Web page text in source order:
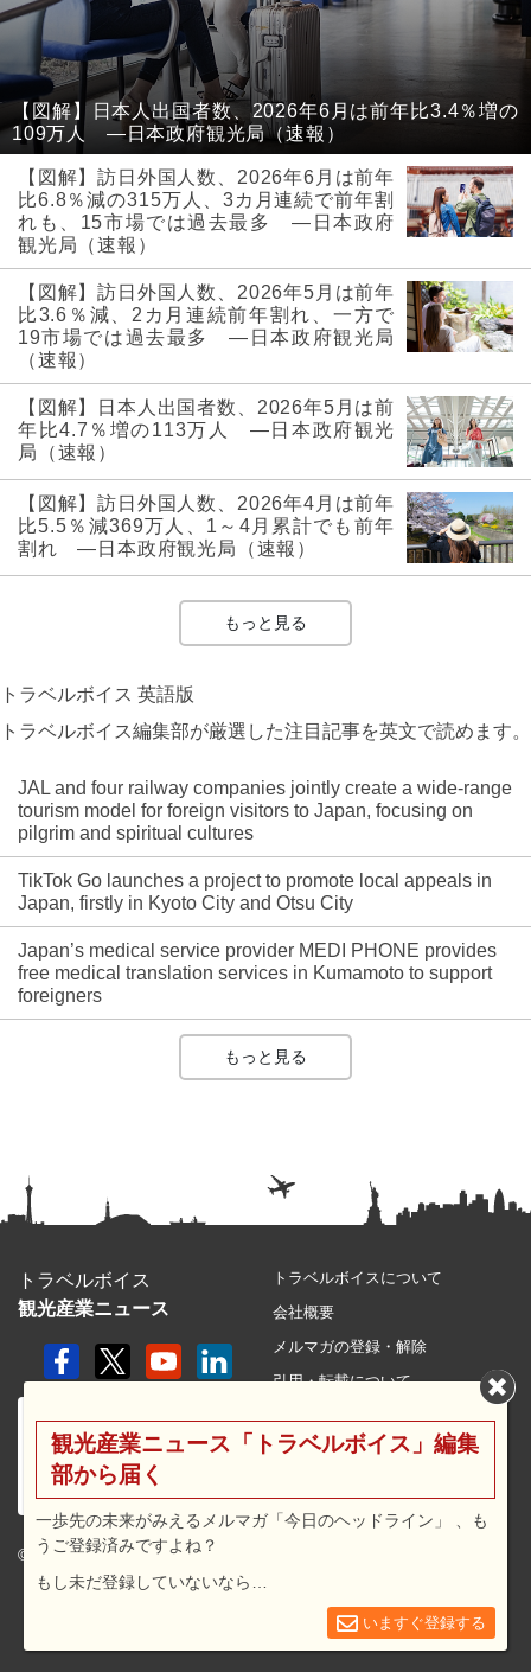
【図解】日本人出国者数、2026年6月は前年比3.4％増の
109万人 ―日本政府観光局（速報）
【図解】訪日外国人数、2026年6月は前年
比6.8％減の315万人、3カ月連続で前年割
れも、15市場では過去最多 ―日本政府
観光局（速報）
【図解】訪日外国人数、2026年5月は前年
比3.6％減、2カ月連続前年割れ、一方で
19市場では過去最多 ―日本政府観光局
（速報）
【図解】日本人出国者数、2026年5月は前
年比4.7％増の113万人 ―日本政府観光
局（速報）
【図解】訪日外国人数、2026年4月は前年
比5.5％減369万人、1～4月累計でも前年
割れ ―日本政府観光局（速報）
もっと見る
トラベルボイス 英語版
トラベルボイス編集部が厳選した注目記事を英文で読めます。
JAL and four railway companies jointly create a wide-range
tourism model for foreign visitors to Japan, focusing on
pilgrim and spiritual cultures
TikTok Go launches a project to promote local appeals in
Japan, firstly in Kyoto City and Otsu City
Japan’s medical service provider MEDI PHONE provides
free medical translation services in Kumamoto to support
foreigners
もっと見る
トラベルボイス
観光産業ニュース
© 2026 travel voice.
トラベルボイスについて
会社概要
メルマガの登録・解除
引用・転載について
利用規約
広告メニュー・料金
観光産業ニュース「トラベルボイス」編集
部から届く
一歩先の未来がみえるメルマガ「今日のヘッドライン」 、も
うご登録済みですよね？
もし未だ登録していないなら…
いますぐ登録する